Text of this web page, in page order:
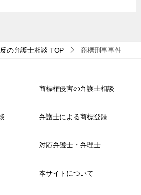
の弁護士相談 TOP 商標刑事事件
商標権侵害の弁護士相談
弁護士による商標登録
対応弁護士・弁理士
本サイトについて